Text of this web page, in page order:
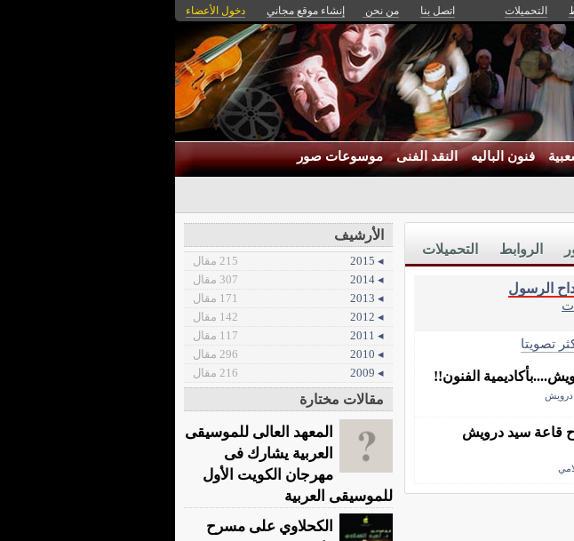
التحميلات اتصل بنا من نحن إنشاء موقع مجاني دخول الأعضاء
فنون الباليه النقد الفنى موسوعات صور
التحميلات الروابط
الرسول
تصويتا
الفنون!!
درويش
قاعة سيد درويش
الأرشيف
◂ 2015
215 مقال
◂ 2014
307 مقال
◂ 2013
171 مقال
◂ 2012
142 مقال
◂ 2011
117 مقال
◂ 2010
296 مقال
◂ 2009
216 مقال
مقالات مختارة
المعهد العالى للموسيقى
العربية يشارك فى
مهرجان الكويت الأول
للموسيقى العربية
الكحلاوي على مسرح